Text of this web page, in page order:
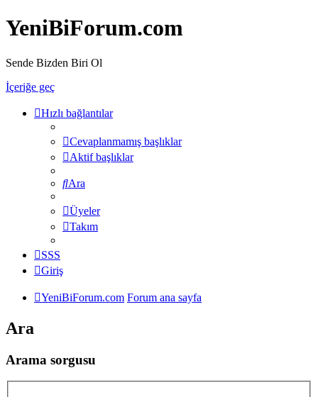
YeniBiForum.com
Sende Bizden Biri Ol
İçeriğe geç
Hızlı bağlantılar
Cevaplanmamış başlıklar
Aktif başlıklar
Ara
Üyeler
Takım
SSS
Giriş
YeniBiForum.com Forum ana sayfa
Ara
Arama sorgusu